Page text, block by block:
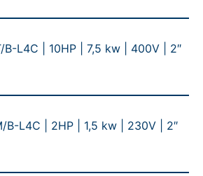
B-L4C | 10HP | 7,5 kw | 400V | 2″
B-L4C | 2HP | 1,5 kw | 230V | 2″